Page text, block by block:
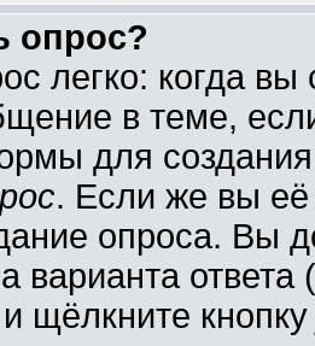
опрос?
легко: когда
в теме,
для
. Если же вы её
опроса. Вы
варианта ответа
и щёлкните